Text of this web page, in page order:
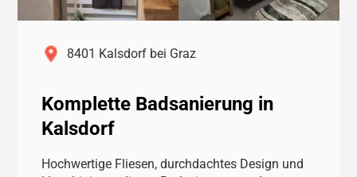
8401 Kalsdorf bei Graz
Komplette Badsanierung in
Kalsdorf
Hochwertige Fliesen, durchdachtes Design und